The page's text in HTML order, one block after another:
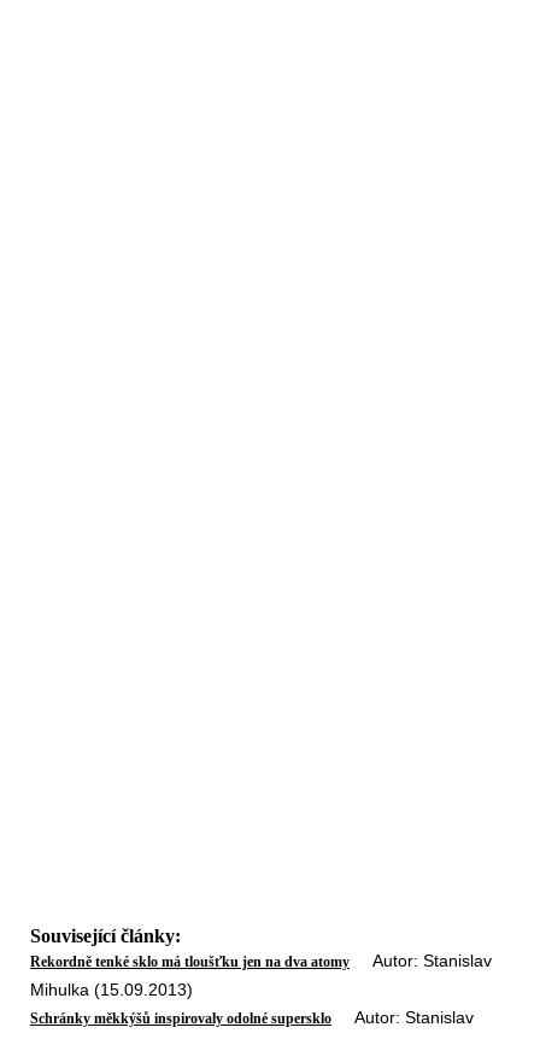
Související články:
Rekordně tenké sklo má tloušťku jen na dva atomy Autor: Stanislav
Mihulka (15.09.2013)
Schránky měkkýšů inspirovaly odolné supersklo Autor: Stanislav